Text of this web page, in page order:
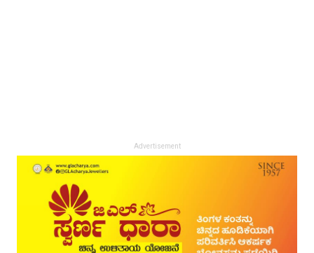
Advertisement